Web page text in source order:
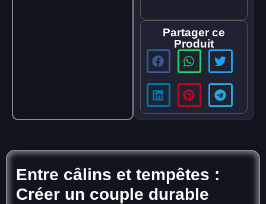
Partager ce
Produit
Entre câlins et tempêtes :
Créer un couple durable